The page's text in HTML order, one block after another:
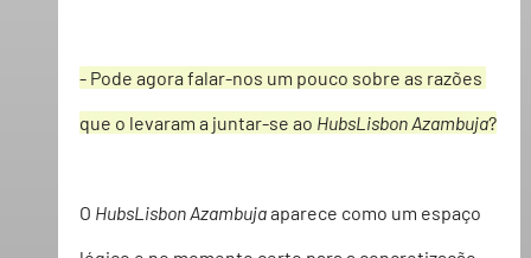
- Pode agora falar-nos um pouco sobre as razões
que o levaram a juntar-se ao HubsLisbon Azambuja?
O HubsLisbon Azambuja aparece como um espaço